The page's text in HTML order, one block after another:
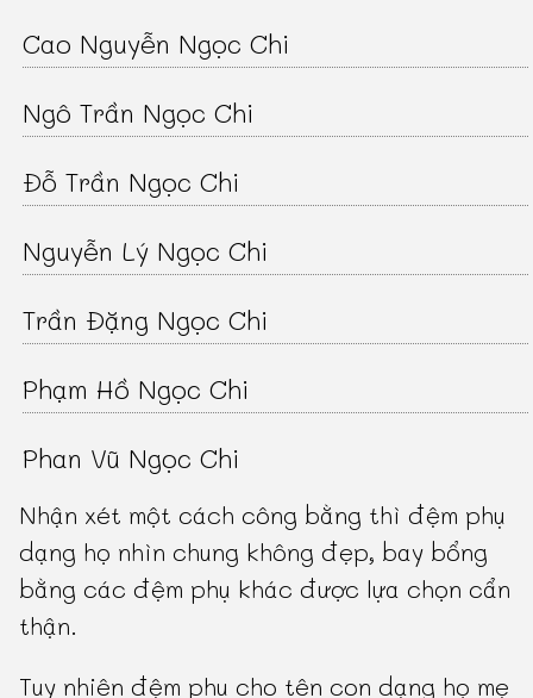
Cao Nguyễn Ngọc Chi
Ngô Trần Ngọc Chi
Đỗ Trần Ngọc Chi
Nguyễn Lý Ngọc Chi
Trần Đặng Ngọc Chi
Phạm Hồ Ngọc Chi
Phan Vũ Ngọc Chi
Nhận xét một cách công bằng thì đệm phụ
dạng họ nhìn chung không đẹp, bay bổng
bằng các đệm phụ khác được lựa chọn cẩn
thận.
Tuy nhiên đệm phụ cho tên con dạng họ mẹ